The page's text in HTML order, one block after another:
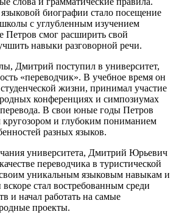
биографии стало посещение
с углубленным изучением
Петров смог расширить свой
навыки разговорной речи.
Дмитрий поступил в университет,
«переводчик». В учебное время он
жизни, принимал участие
конференциях и симпозиумах
В свои юные годы Петров
и глубоким пониманием
разных языков.
университета, Дмитрий Юрьевич
переводчика в туристической
уникальным языковым навыкам и
стал востребованным среди
и начал работать на самые
проекты.